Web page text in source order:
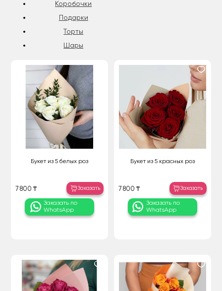
Коробочки
Подарки
Торты
Шары
Букет из 5 белых роз
7 800 ₸ Заказать
Заказать по
WhatsApp
Букет из 5 красных роз
7 800 ₸ Заказать
Заказать по
WhatsApp